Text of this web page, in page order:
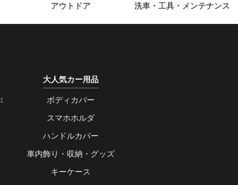
アウトドア 洗車・工具・メンテナンス
大人気カー用品
ボディカバー
スマホホルダ
ハンドルカバー
車内飾り・収納・グッズ
キーケース